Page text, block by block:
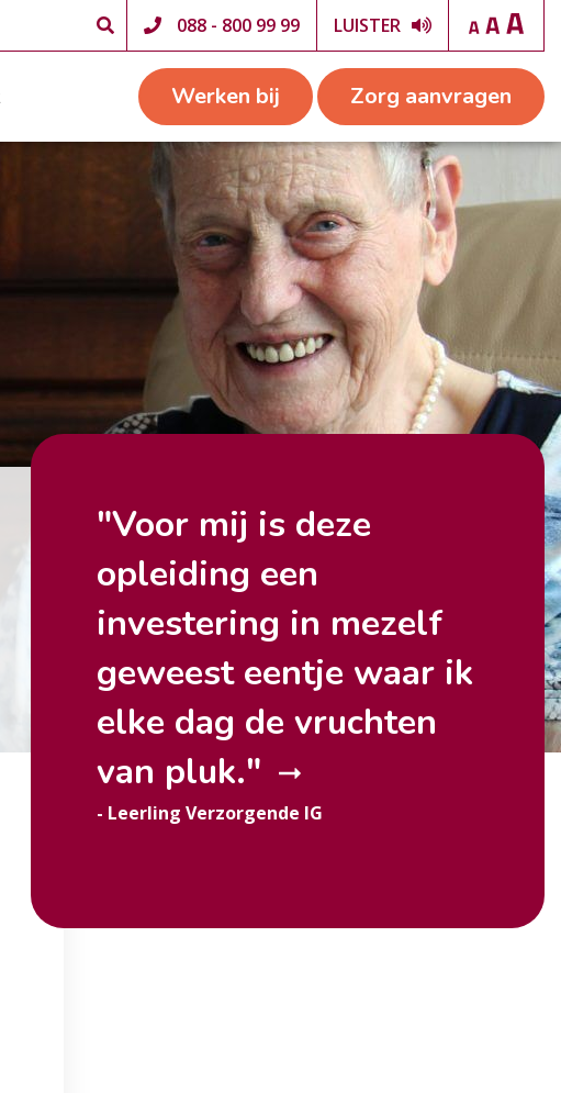
088 - 800 99 99 LUISTER
Werken bij Zorg aanvragen
"Voor mij is deze
opleiding een
investering in mezelf
geweest eentje waar ik
elke dag de vruchten
van pluk."
- Leerling Verzorgende IG